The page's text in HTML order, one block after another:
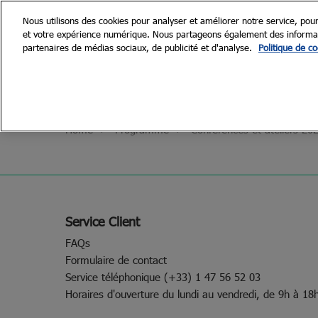
au
contenu
28 et 29
Galerie
Home Programme Conférences et ateliers
Service Client
FAQs
Formulaire de contact
Service téléphonique (+33) 1 47 56 52 03
Horaires d'ouverture du lundi au vendredi, de 9h à
Nous utilisons des cookies pour analyser et améliorer notre service,
et votre expérience numérique. Nous partageons également des
partenaires de médias sociaux, de publicité et d'analyse.
Politique de